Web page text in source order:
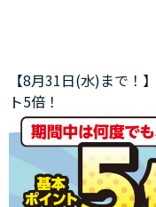
【8月31日(水)まで！
ト5倍！